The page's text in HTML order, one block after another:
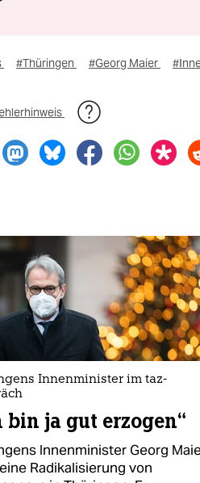
#Thüringen #Georg Maier
Innenminister im taz-
bin ja gut erzogen“
Innenminister Georg
Radikalisierung von